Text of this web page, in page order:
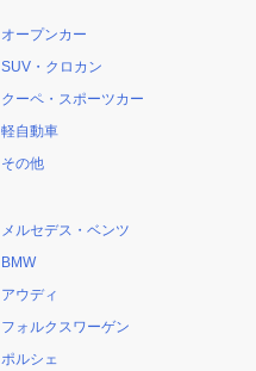
オープンカー
SUV・クロカン
クーペ・スポーツカー
軽自動車
その他
メルセデス・ベンツ
BMW
アウディ
フォルクスワーゲン
ポルシェ